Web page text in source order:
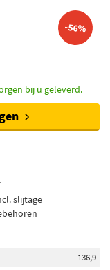
-56%
bij u geleverd.
slijtage
136,9